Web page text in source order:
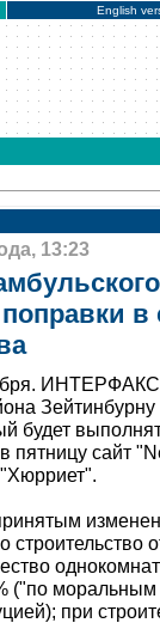
English
13:23
в
ИНТЕРФАКС
будет
пятницу сайт
строительство
("по
при